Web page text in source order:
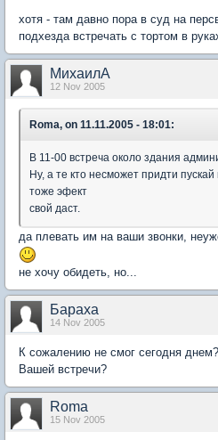
хотя - там давно пора в суд на
подхезда встречать с тортом в
МихаилА
12 Nov 2005
Roma, on 11.11.2005 - 18:01:
В 11-00 встреча около здания
Ну, а те кто несможет придти
тоже эфект
свой даст.
да плевать им на ваши звонки,
не хочу обидеть, но...
Бараха
14 Nov 2005
К сожалению не смог сегодня
Вашей встречи?
Roma
15 Nov 2005